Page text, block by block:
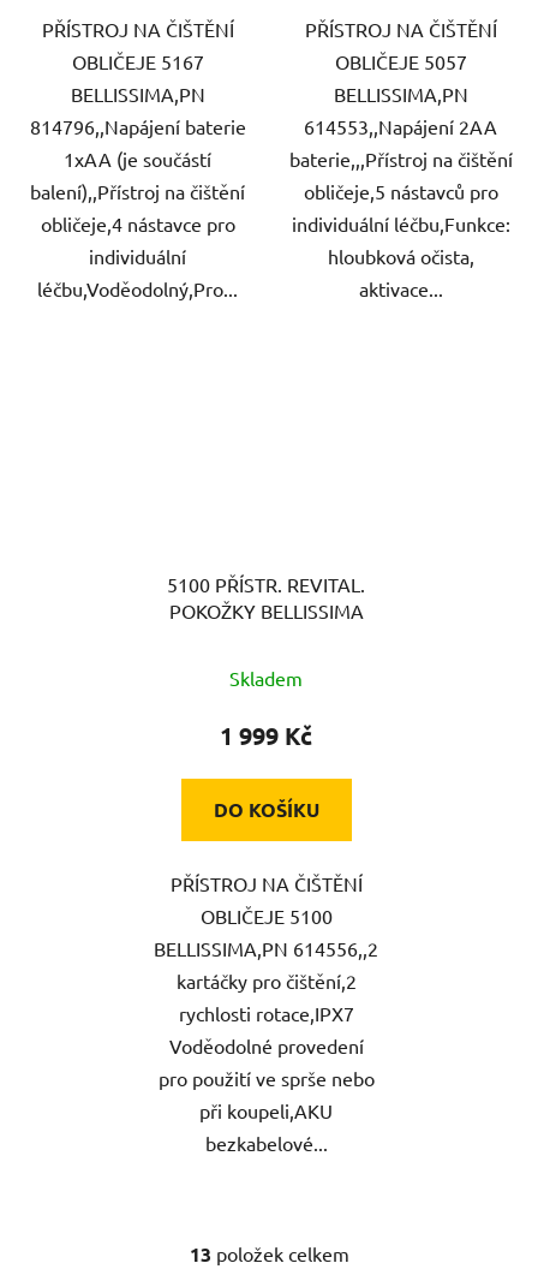
PŘÍSTROJ NA ČIŠTĚNÍ
OBLIČEJE 5167
BELLISSIMA,PN
814796,,Napájení baterie
1xAA (je součástí
balení),,Přístroj na čištění
obličeje,4 nástavce pro
individuální
léčbu,Voděodolný,Pro...
PŘÍSTROJ NA ČIŠTĚNÍ
OBLIČEJE 5057
BELLISSIMA,PN
614553,,Napájení 2AA
baterie,,,Přístroj na čištění
obličeje,5 nástavců pro
individuální léčbu,Funkce:
hloubková očista,
aktivace...
5100 PŘÍSTR. REVITAL.
POKOŽKY BELLISSIMA
Skladem
1 999 Kč
DO KOŠÍKU
PŘÍSTROJ NA ČIŠTĚNÍ
OBLIČEJE 5100
BELLISSIMA,PN 614556,,2
kartáčky pro čištění,2
rychlosti rotace,IPX7
Voděodolné provedení
pro použití ve sprše nebo
při koupeli,AKU
bezkabelové...
O
13 položek celkem